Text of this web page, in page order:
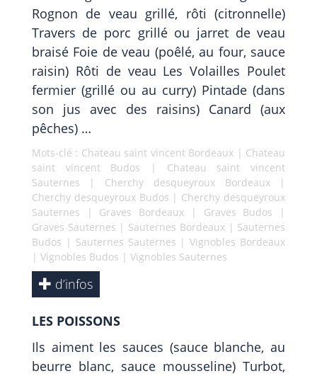
Rognon de veau grillé, rôti (citronnelle)
Travers de porc grillé ou jarret de veau
braisé Foie de veau (poêlé, au four, sauce
raisin) Rôti de veau Les Volailles Poulet
fermier (grillé ou au curry) Pintade (dans
son jus avec des raisins) Canard (aux
pêches) …
Mots-clé : Chateau saint vincent Bordeaux | Chateau
saint vincent Budos | Chateau saint vincent
Sauternes | Cherchy desqueyroux Bordeaux|
Cherchy desqueyroux Budos | Cherchy desqueyroux
Sauternes | Graves Bordeaux | Graves Budos |
Graves Sauternes | Sauternes Bordeaux| Sauternes
Budos | Sauternes Sauternes |Vignobles Bordeaux
| Vignobles Budos | Vignobles Sauternes
d’infos
LES POISSONS
Ils aiment les sauces (sauce blanche, au
beurre blanc, sauce mousseline) Turbot,